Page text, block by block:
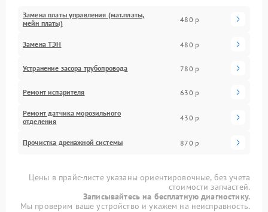
Замена платы управления (мат.платы,
мейн платы)
480 р
Замена ТЭН 480 р
Устранение засора трубопровода 780 р
Ремонт испарителя 630 р
Ремонт датчика морозильного
отделения
430 р
Прочистка дренажной системы 870 р
Цены в прайс-листе указаны ориентировочные, без учета
стоимости запчастей.
Записывайтесь на бесплатную диагностику.
Мы проверим ваше устройство и укажем на неисправность.